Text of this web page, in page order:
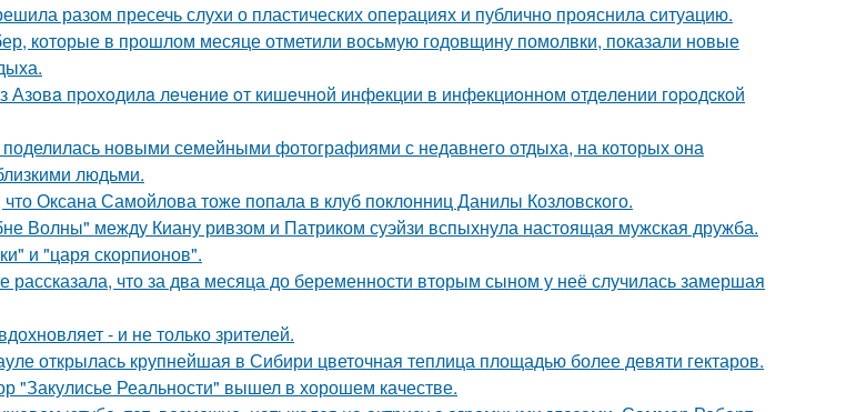
разом пресечь слухи о пластических операциях и публично прояснила ситуацию.
которые в прошлом месяце отметили восьмую годовщину помолвки, показали новые
Азoвa пpoхoдилa лeчeниe oт кишeчнoй инфeкции в инфeкциoннoм oтдeлeнии гopoдcкoй
поделилась новыми семейными фотографиями с недавнего отдыха, на которых она
людьми.
что Оксана Самойлова тоже попала в клуб поклонниц Данилы Козловского.
Волны" между Киану ривзом и Патриком суэйзи вспыхнула настоящая мужская дружба.
и "царя скорпионов".
рассказала, что за два месяца до беременности вторым сыном у неё случилась замершая
- и не только зрителей.
открылась крупнейшая в Сибири цветочная теплица площадью более девяти гектаров.
"Закулисье Реальности" вышел в хорошем качестве.